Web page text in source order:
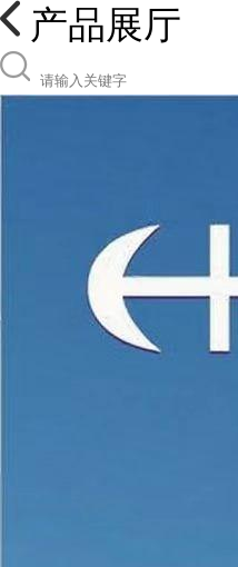
产品展厅